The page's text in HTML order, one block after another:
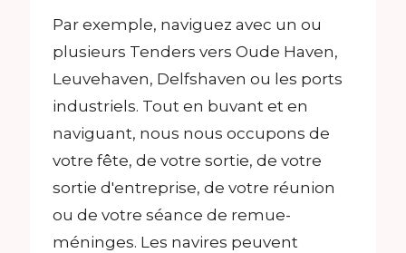
Par exemple, naviguez avec un ou
plusieurs Tenders vers Oude Haven,
Leuvehaven, Delfshaven ou les ports
industriels. Tout en buvant et en
naviguant, nous nous occupons de
votre fête, de votre sortie, de votre
sortie d'entreprise, de votre réunion
ou de votre séance de remue-
méninges. Les navires peuvent